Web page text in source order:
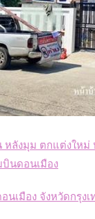
หลังมุม ตกแต่งใหม่
นดอนเมือง
นเมือง จังหวัดกรุง